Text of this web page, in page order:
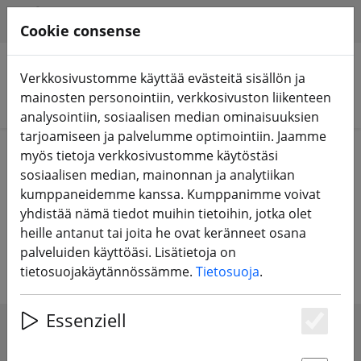
Hae tuotteita
Home Deal Depot
FPV24.com Deal Depot - Vain
hinnat kaatuvat kanssamme
Cookie consense
Verkkosivustomme käyttää evästeitä sisällön ja
mainosten personointiin, verkkosivuston liikenteen
analysointiin, sosiaalisen median ominaisuuksien
tarjoamiseen ja palvelumme optimointiin. Jaamme
myös tietoja verkkosivustomme käytöstäsi
sosiaalisen median, mainonnan ja analytiikan
kumppaneidemme kanssa. Kumppanimme voivat
yhdistää nämä tiedot muihin tietoihin, jotka olet
heille antanut tai joita he ovat keränneet osana
palveluiden käyttöäsi. Lisätietoja on
tietosuojakäytännössämme. Tietosuoja.
Essenziell